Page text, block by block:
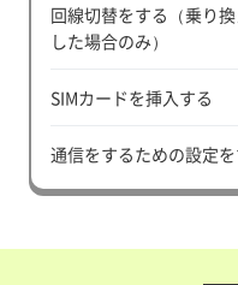
回線切替をする（乗り
した場合のみ）
SIMカードを挿入する
通信をするための設定を